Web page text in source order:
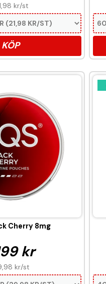
kr/st
KÖP
Cherry 8mg
kr
kr/st